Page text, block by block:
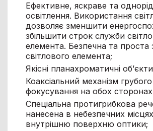
Ефективне, яскраве та
освітлення. Використання
дозволяє зменшити
збільшити строк служби
елемента. Безпечна та проста
світлового елемента;
Якісні планахроматичні
Коаксіальний механізм
фокусування на обох
Спеціальна протигрибкова
нанесена в небезпечних
внутрішню поверхню оптики;